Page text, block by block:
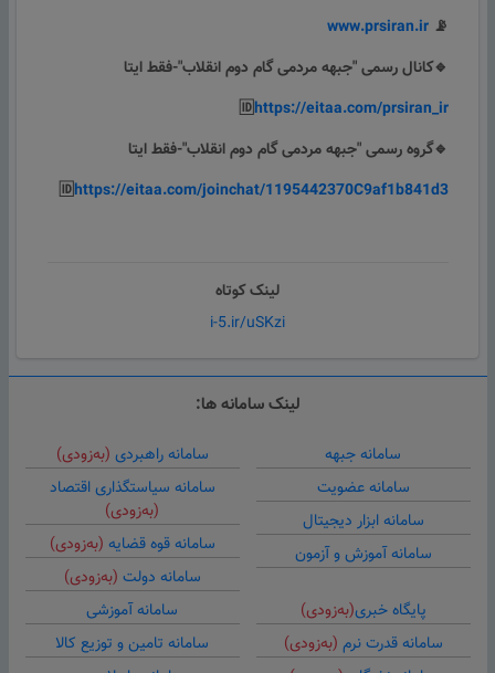
📡
www.prsiran.ir
🔹کانال رسمی "جبهه مردمی گام دوم انقلاب"-فقط ایتا
🆔https://eitaa.com/prsiran_ir
🔹گروه رسمی "جبهه مردمی گام دوم انقلاب"-فقط ایتا
🆔https://eitaa.com/joinchat/1195442370C9af1b841d3
لینک کوتاه
i-5.ir/uSKzi
لینک سامانه ها:
سامانه جبهه
سامانه عضویت
سامانه ابزار دیجیتال
سامانه آموزش و آزمون
سامانه راهبردی (به‌زودی)
سامانه سیاستگذاری اقتصاد
(به‌زودی)
سامانه قوه قضایه (به‌زودی)
سامانه دولت (به‌زودی)
پایگاه خبری(به‌زودی)
سامانه قدرت نرم (به‌زودی)
سامانه آموزشی
سامانه تامین و توزیع کالا